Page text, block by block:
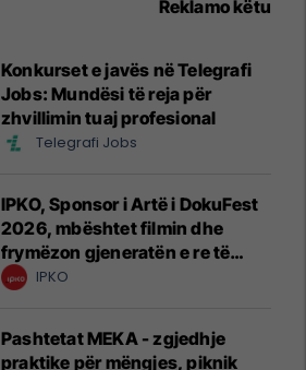
Reklamo këtu
Konkurset e javës në Telegrafi
Jobs: Mundësi të reja për
zhvillimin tuaj profesional
Telegrafi Jobs
IPKO, Sponsor i Artë i DokuFest
2026, mbështet filmin dhe
frymëzon gjeneratën e re të
krijuesve
IPKO
Pashtetat MEKA - zgjedhje
praktike për mëngjes, piknik